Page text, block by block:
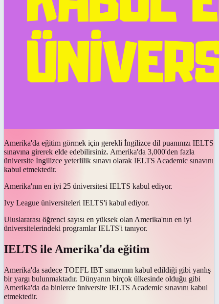
Amerika'da eğitim görmek için gerekli İngilizce dil puanınızı IELTS
sınavına girerek elde edebilirsiniz. Amerika'da 3,000'den fazla
üniversite İngilizce yeterlilik sınavı olarak IELTS Academic sınavını
kabul etmektedir.
Amerika'nın en iyi 25 üniversitesi IELTS kabul ediyor.
Ivy League üniversiteleri IELTS'i kabul ediyor.
Uluslararası öğrenci sayısı en yüksek olan Amerika'nın en iyi
üniversitelerindeki programlar IELTS'i tanıyor.
IELTS ile Amerika'da eğitim
Amerika'da sadece TOEFL IBT sınavının kabul edildiği gibi yanlış
bir yargı bulunmaktadır. Dünyanın birçok ülkesinde olduğu gibi
Amerika'da da binlerce üniversite IELTS Academic sınavını kabul
etmektedir.